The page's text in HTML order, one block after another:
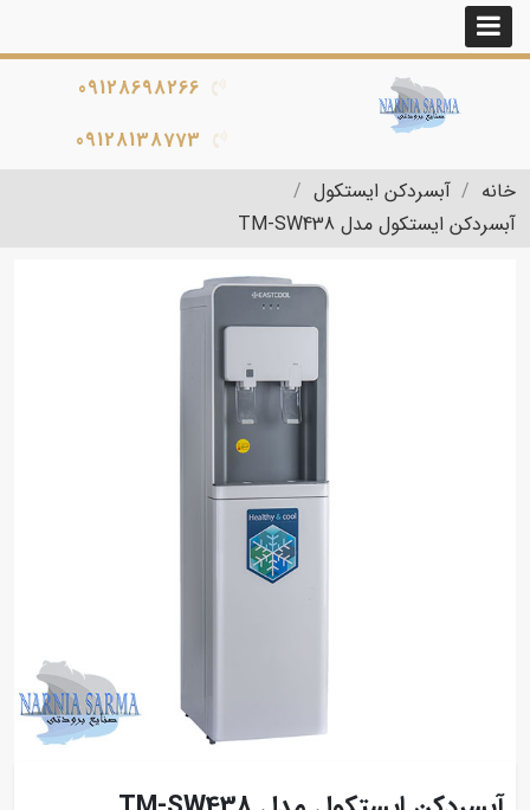
09128698266
09128138773
خانه
آبسردکن ایستکول
آبسردکن ایستکول مدل TM-SW438